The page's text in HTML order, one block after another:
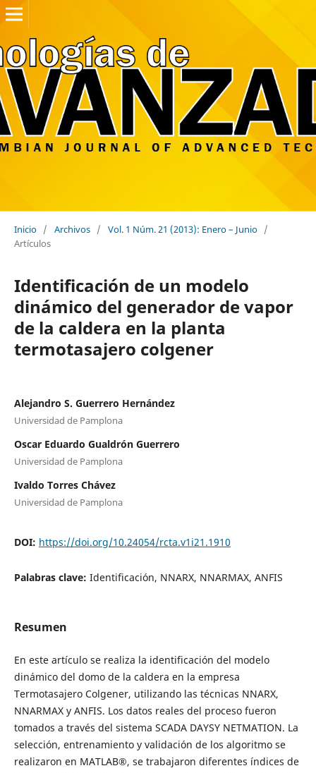
Inicio / Archivos / Vol. 1 Núm. 21 (2013): Enero – Junio /
Artículos
Identificación de un modelo
dinámico del generador de vapor
de la caldera en la planta
termotasajero colgener
Alejandro S. Guerrero Hernández
Universidad de Pamplona
Oscar Eduardo Gualdrón Guerrero
Universidad de Pamplona
Ivaldo Torres Chávez
Universidad de Pamplona
DOI: https://doi.org/10.24054/rcta.v1i21.1910
Palabras clave: Identificación, NNARX, NNARMAX, ANFIS
Resumen
En este artículo se realiza la identificación del modelo
dinámico del domo de la caldera en la empresa
Termotasajero Colgener, utilizando las técnicas NNARX,
NNARMAX y ANFIS. Los datos reales del proceso fueron
tomados a través del sistema SCADA DAYSY NETMATION. La
selección, entrenamiento y validación de los algoritmo se
realizaron en MATLAB®, se trabajaron diferentes índices de